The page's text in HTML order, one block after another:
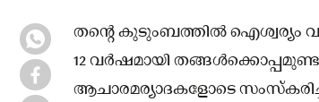
തന്റെ കുടുംബത്തില്‍
12 വര്‍ഷമായി
ആചാരമര്യാദകളോടെ